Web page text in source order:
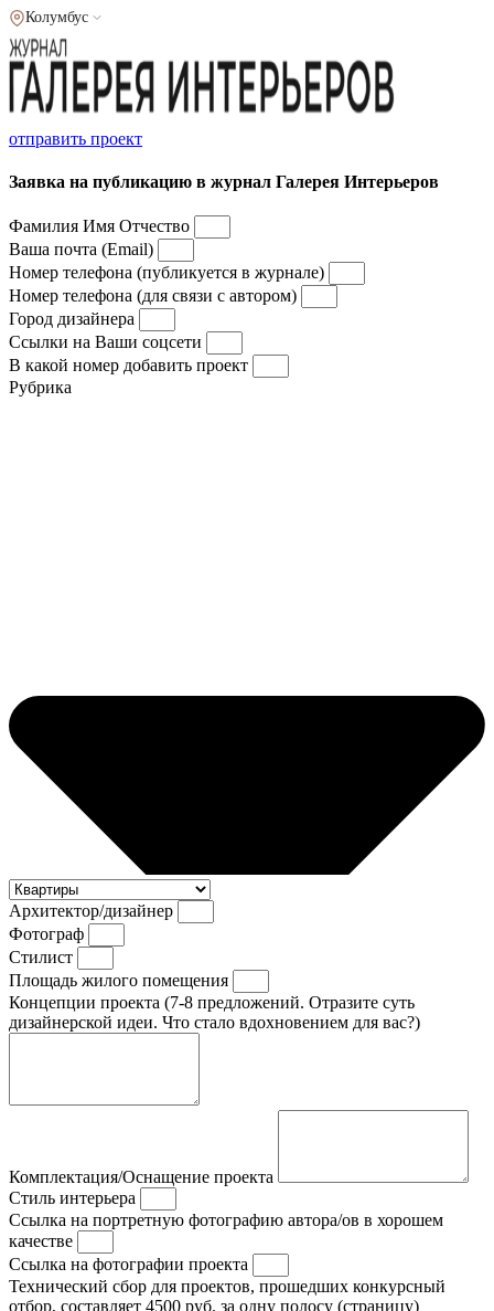
Колумбус
отправить проект
Заявка на публикацию в журнал Галерея Интерьеров
Фамилия Имя Отчество
Ваша почта (Email)
Номер телефона (публикуется в журнале)
Номер телефона (для связи с автором)
Город дизайнера
Ссылки на Ваши соцсети
В какой номер добавить проект
Рубрика
Архитектор/дизайнер
Фотограф
Стилист
Площадь жилого помещения
Концепции проекта (7-8 предложений. Отразите суть
дизайнерской идеи. Что стало вдохновением для вас?)
Комплектация/Оснащение проекта
Стиль интерьера
Ссылка на портретную фотографию автора/ов в хорошем
качестве
Ссылка на фотографии проекта
Технический сбор для проектов, прошедших конкурсный
отбор, составляет 4500 руб. за одну полосу (страницу)